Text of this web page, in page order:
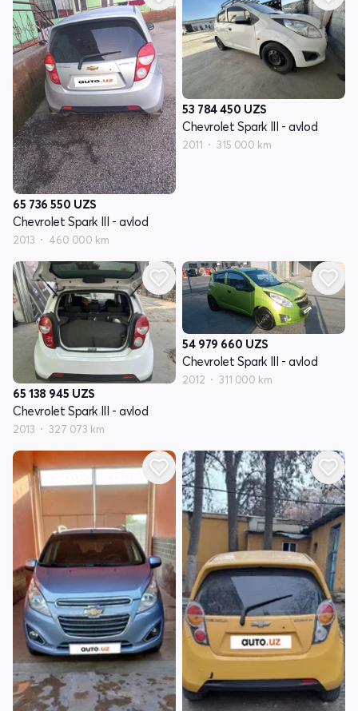
65 736 550 UZS
Chevrolet Spark III - avlod
2013 460 000 km
53 784 450 UZS
Chevrolet Spark III - avlod
2011 315 000 km
65 138 945 UZS
Chevrolet Spark III - avlod
2013 327 073 km
54 979 660 UZS
Chevrolet Spark III - avlod
2012 311 000 km